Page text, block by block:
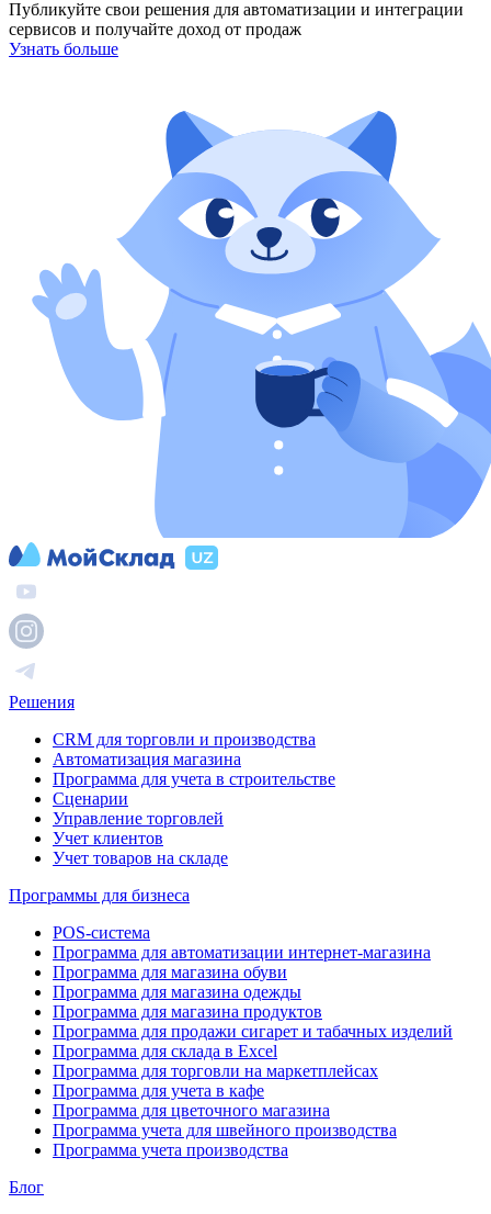
Публикуйте свои решения для автоматизации и интеграции
сервисов и получайте доход от продаж
Узнать больше
Решения
CRM для торговли и производства
Автоматизация магазина
Программа для учета в строительстве
Сценарии
Управление торговлей
Учет клиентов
Учет товаров на складе
Программы для бизнеса
POS-система
Программа для автоматизации интернет-магазина
Программа для магазина обуви
Программа для магазина одежды
Программа для магазина продуктов
Программа для продажи сигарет и табачных изделий
Программа для склада в Excel
Программа для торговли на маркетплейсах
Программа для учета в кафе
Программа для цветочного магазина
Программа учета для швейного производства
Программа учета производства
Блог